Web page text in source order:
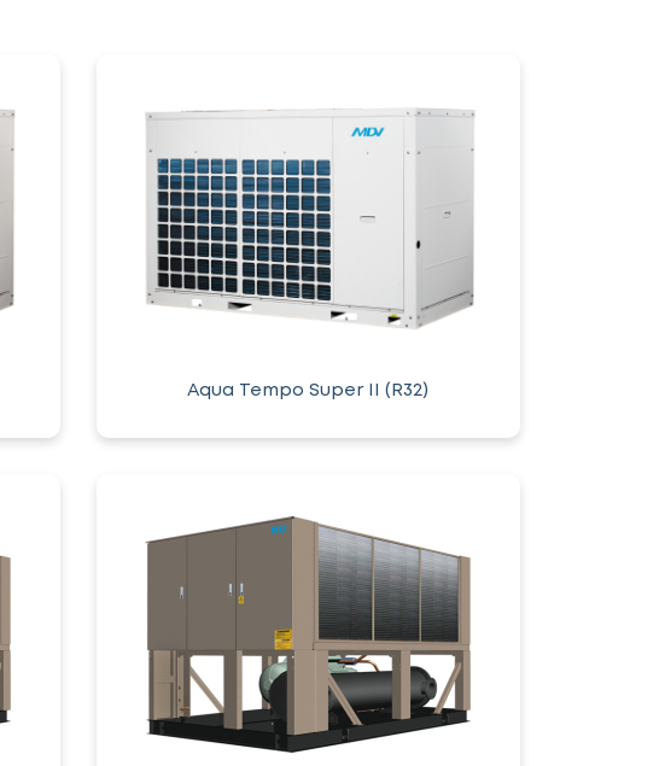
Aqua Tempo Super II (R32)